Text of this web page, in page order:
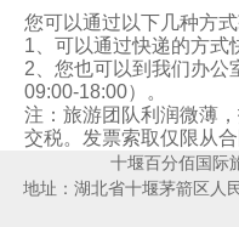
您可以通过以下几种方式
1、可以通过快递的方式
2、您也可以到我们办公
09:00-18:00）。
注：旅游团队利润微薄
交税。发票索取仅限从
十堰百分佰国际
地址：湖北省十堰茅箭区人